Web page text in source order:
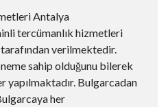
Antalya
tercümanlık hizmetleri
verilmektedir.
sahip olduğunu bilerek
yapılmaktadır. Bulgarcadan
her